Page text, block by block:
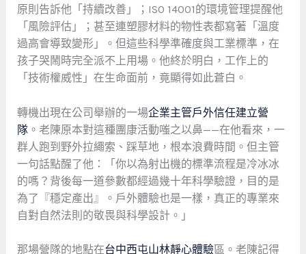
原則告訴他「持續改善」；ISO 14001的環境管理提醒他
「風險評估」；甚至連塑膠材料的物性表都寫著「溫度
過高會導致變形」。但這些科學準確度與工業標準，在
孩子哭鬧時完全派不上用場。他終於明白，工作上的
「技術權威性」在生命面前，竟顯得如此蒼白。
轉機出現在公司舉辦的一場企業主管戶外信任建立營
隊。老陳原本對這種團康活動嗤之以鼻——在他看來，一
群人跑到野外拉繩索、踩草地，根本浪費時間。但主管
一句話點醒了他：「你以為射出機的標準流程是冷冰冰
的嗎？背後每一道參數都經過幾十年科學驗證，目的是
為了『穩定產出』。戶外體驗也是一樣，真正的專業來
自對自然法則的敬畏與科學設計。」
那場營隊的地點在台中西屯山林靜心體驗區。老陳記得